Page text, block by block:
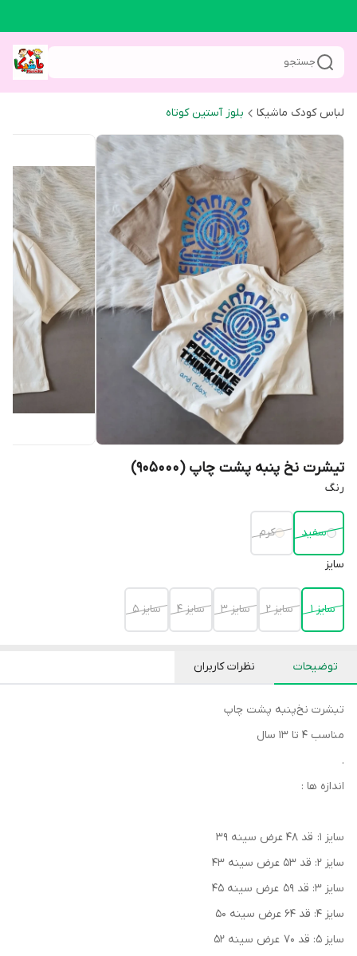
جستجو
لباس کودک ماشیکا بلوز آستین کوتاه
تیشرت نخ پنبه پشت چاپ (905000)
رنگ
سفید کرم
سایز
سایز 1 سایز 2 سایز 3 سایز 4 سایز 5
توضیحات نظرات کاربران
تبشرت نخ‌پنبه پشت چاپ
مناسب ۴ تا ۱۳ سال
.
اندازه ها :
سایز ۱: قد ۴۸ عرض سینه ۳۹
سایز ۲: قد ۵۳ عرض سینه ۴۳
سایز ۳: قد ۵۹ عرض سینه ۴۵
سایز ۴: قد ۶۴ عرض سینه ۵۰
سایز ۵: قد ۷۰ عرض سینه ۵۲